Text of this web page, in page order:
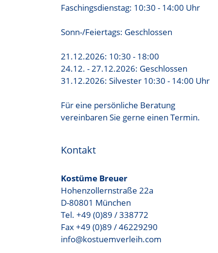
Faschingsdienstag: 10:30 - 14:00 Uhr
Sonn-/Feiertags: Geschlossen
21.12.2026: 10:30 - 18:00
24.12. - 27.12.2026: Geschlossen
31.12.2026: Silvester 10:30 - 14:00 Uhr
Für eine persönliche Beratung
vereinbaren Sie gerne einen Termin.
Kontakt
Kostüme Breuer
Hohenzollernstraße 22a
D-80801 München
Tel. +49 (0)89 / 338772
Fax +49 (0)89 / 46229290
info@kostuemverleih.com